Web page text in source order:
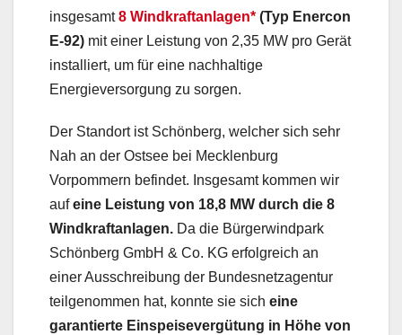
insgesamt8 Windkraftanlagen* (Typ Enercon
E-92) mit einer Leistung von 2,35 MW pro Gerät
installiert, um für eine nachhaltige
Energieversorgung zu sorgen.
Der Standort ist Schönberg, welcher sich sehr
Nah an der Ostsee bei Mecklenburg
Vorpommern befindet. Insgesamt kommen wir
aufeine Leistung von 18,8 MW durch die 8
Windkraftanlagen. Da die Bürgerwindpark
Schönberg GmbH & Co. KG erfolgreich an
einer Ausschreibung der Bundesnetzagentur
teilgenommen hat, konnte sie sich eine
garantierte Einspeisevergütung in Höhe von